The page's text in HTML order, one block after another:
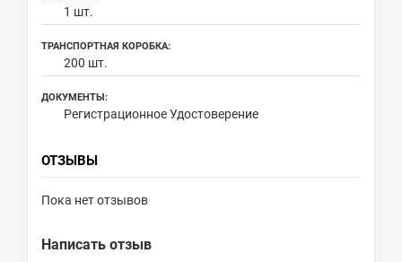
1 шт.
ТРАНСПОРТНАЯ КОРОБКА:
200 шт.
ДОКУМЕНТЫ:
Регистрационное Удостоверение
ОТЗЫВЫ
Пока нет отзывов
Написать отзыв